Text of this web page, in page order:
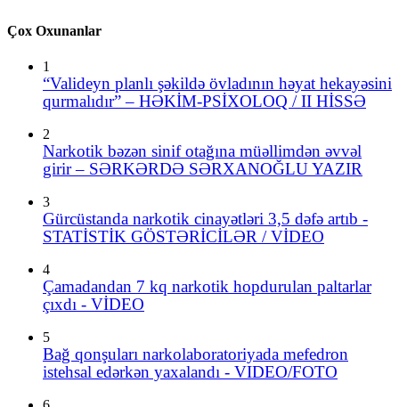
Çox Oxunanlar
1
“Valideyn planlı şəkildə övladının həyat hekayəsini
qurmalıdır” – HƏKİM-PSİXOLOQ / II HİSSƏ
2
Narkotik bəzən sinif otağına müəllimdən əvvəl
girir – SƏRKƏRDƏ SƏRXANOĞLU YAZIR
3
Gürcüstanda narkotik cinayətləri 3,5 dəfə artıb -
STATİSTİK GÖSTƏRİCİLƏR / VİDEO
4
Çamadandan 7 kq narkotik hopdurulan paltarlar
çıxdı - VİDEO
5
Bağ qonşuları narkolaboratoriyada mefedron
istehsal edərkən yaxalandı - VIDEO/FOTO